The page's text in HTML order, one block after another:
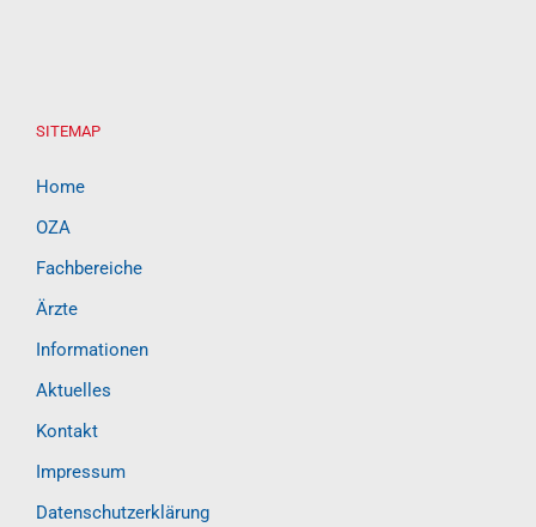
SITEMAP
Home
OZA
Fachbereiche
Ärzte
Informationen
Aktuelles
Kontakt
Impressum
Datenschutzerklärung